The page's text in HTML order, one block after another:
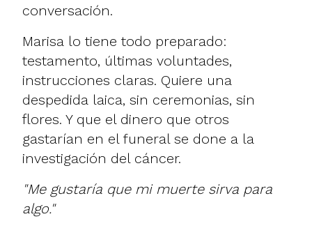
conversación.
Marisa lo tiene todo preparado:
testamento, últimas voluntades,
instrucciones claras. Quiere una
despedida laica, sin ceremonias, sin
flores. Y que el dinero que otros
gastarían en el funeral se done a la
investigación del cáncer.
"Me gustaría que mi muerte sirva para
algo."